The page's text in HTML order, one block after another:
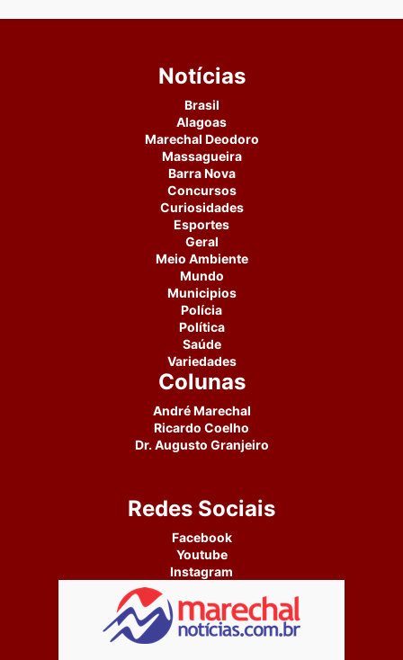
Notícias
Brasil
Alagoas
Marechal Deodoro
Massagueira
Barra Nova
Concursos
Curiosidades
Esportes
Geral
Meio Ambiente
Mundo
Municipios
Polícia
Política
Saúde
Variedades
Colunas
André Marechal
Ricardo Coelho
Dr. Augusto Granjeiro
Redes Sociais
Facebook
Youtube
Instagram